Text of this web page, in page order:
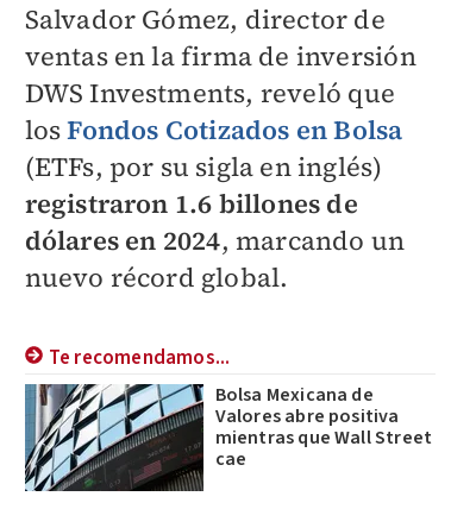
Salvador Gómez, director de
ventas en la firma de inversión
DWS Investments, reveló que
losFondos Cotizados en Bolsa
(ETFs, por su sigla en inglés)
registraron 1.6 billones de
dólares en 2024, marcando un
nuevo récord global.
Te recomendamos...
Bolsa Mexicana de
Valores abre positiva
mientras que Wall Street
cae